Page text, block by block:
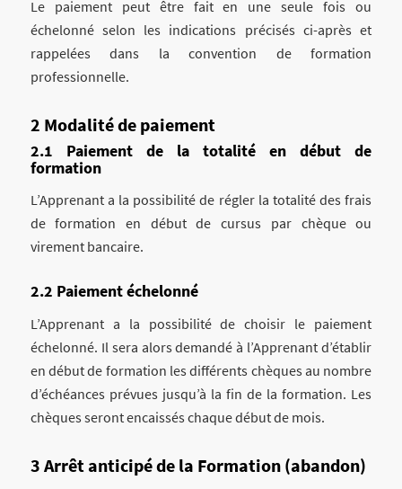
Le paiement peut être fait en une seule fois ou
échelonné selon les indications précisés ci-après et
rappelées dans la convention de formation
professionnelle.
Modalité de paiement
Paiement de la totalité en début de
formation
L’Apprenant a la possibilité de régler la totalité des frais
de formation en début de cursus par chèque ou
virement bancaire.
Paiement échelonné
L’Apprenant a la possibilité de choisir le paiement
échelonné. Il sera alors demandé à l’Apprenant d’établir
en début de formation les différents chèques au nombre
d’échéances prévues jusqu’à la fin de la formation. Les
chèques seront encaissés chaque début de mois.
Arrêt anticipé de la Formation (abandon)